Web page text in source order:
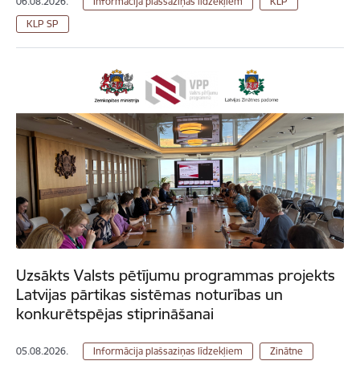
KLP SP
Uzsākts Valsts pētījumu programmas projekts
Latvijas pārtikas sistēmas noturības un
konkurētspējas stiprināšanai
05.08.2026. Informācija plašsaziņas līdzekļiem Zinātne